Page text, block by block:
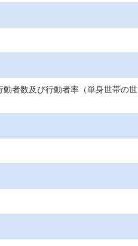
者数及び行動者率（単身世帯の世